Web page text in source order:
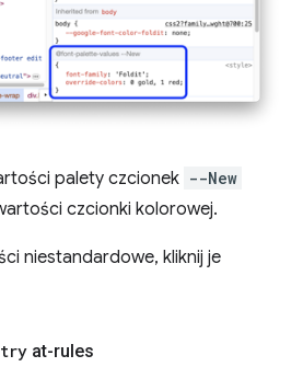
palety czcionek --New
czcionki kolorowej.
niestandardowe, kliknij je
try at-rules